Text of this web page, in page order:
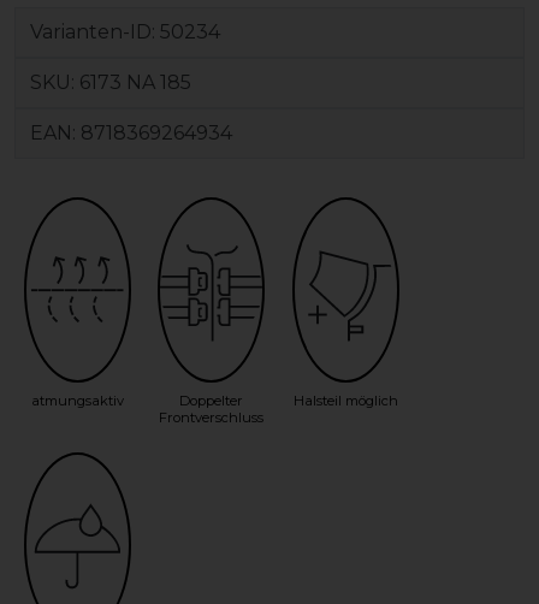
Varianten-ID: 50234
SKU: 6173 NA 185
EAN: 8718369264934
atmungsaktiv
Doppelter
Frontverschluss
Halsteil möglich